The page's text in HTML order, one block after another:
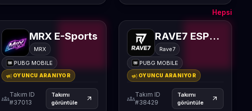
Hepsi
MRX E-Sports
MRX
PUBG MOBILE
campaignOYUNCU ARANIYOR
groupsTakım ID
#37013
Takımı
görüntüle
arrow_outward
RAVE7 ESPORTS
Rave7
PUBG MOBILE
campaignOYUNCU ARANIYOR
groupsTakım ID
#38429
Takımı
görüntüle
arrow_outward